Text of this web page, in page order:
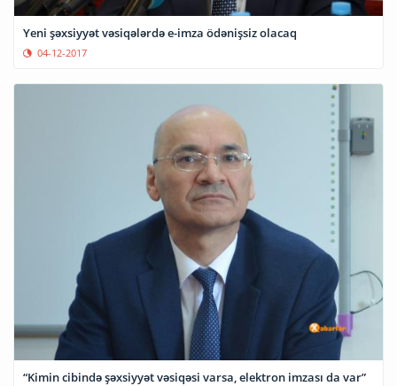
Yeni şəxsiyyət vəsiqələrdə e-imza ödənişsiz olacaq
04-12-2017
“Kimin cibində şəxsiyyət vəsiqəsi varsa, elektron imzası da var”